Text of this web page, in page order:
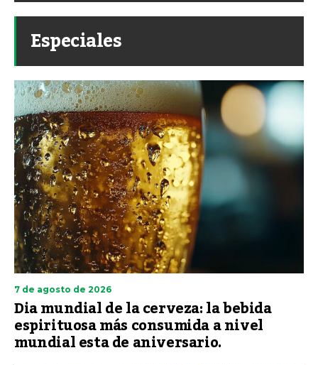
Especiales
7 de agosto de 2026
Dia mundial de la cerveza: la bebida
espirituosa más consumida a nivel
mundial esta de aniversario.